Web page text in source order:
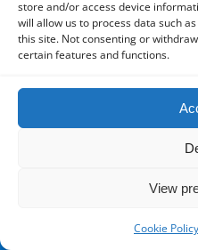
store and/or access device
will allow us to process data such
this site. Not consenting or
certain features and functions.
View
Cookie Policy